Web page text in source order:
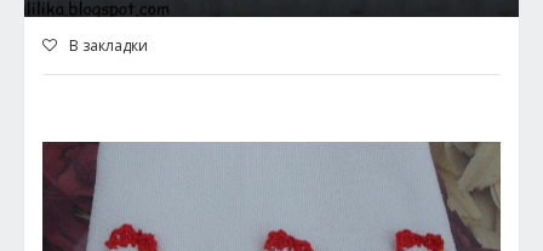
В закладки